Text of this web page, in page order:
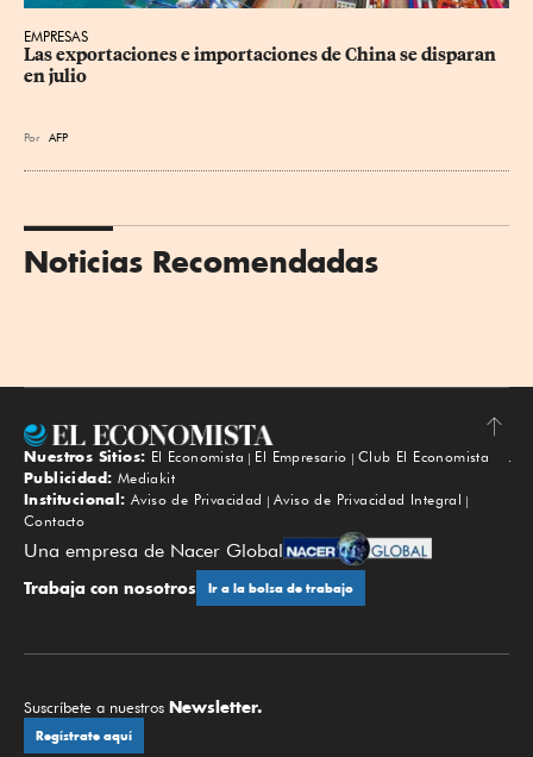
EMPRESAS
Las exportaciones e importaciones de China se disparan
en julio
Por AFP
Noticias Recomendadas
Subir
Nuestros Sitios: El Economista El Empresario
Club El Economista
Publicidad: Mediakit
Institucional: Aviso de Privacidad
Aviso de Privacidad Integral
Contacto
Una empresa de Nacer Global
Trabaja con nosotros Ir a la bolsa de trabajo
Suscríbete a nuestros Newsletter.
Regístrate aquí